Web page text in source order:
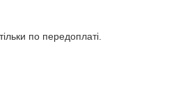
по передоплаті.